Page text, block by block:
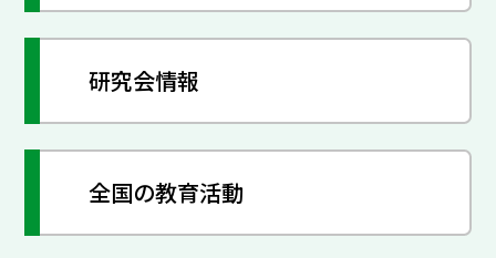
研究会情報
全国の教育活動